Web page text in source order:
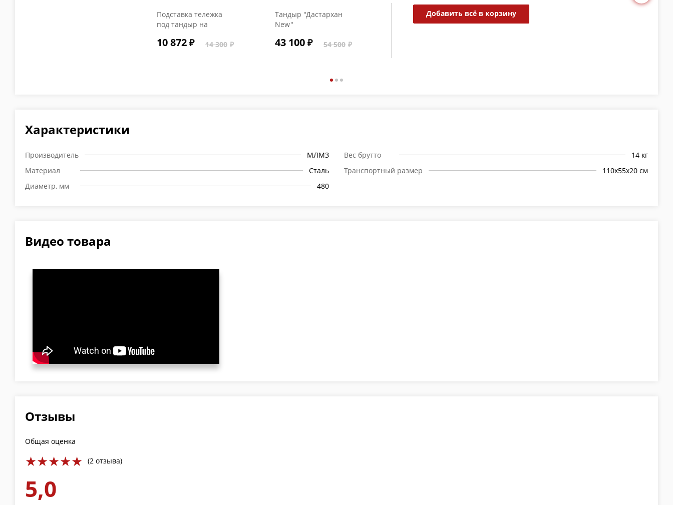
Подставка тележка
под тандыр на
Дастархан NEW,
10 872 14 300
Тандыр "Дастархан
New"
43 100 54 500
Добавить всё в корзину
Характеристики
Производитель
МЛМЗ
Материал
Сталь
Диаметр, мм
480
Вес брутто
14 кг
Транспортный размер
110х55х20 см
Видео товара
Отзывы
Общая оценка
(2 отзыва)
5,0